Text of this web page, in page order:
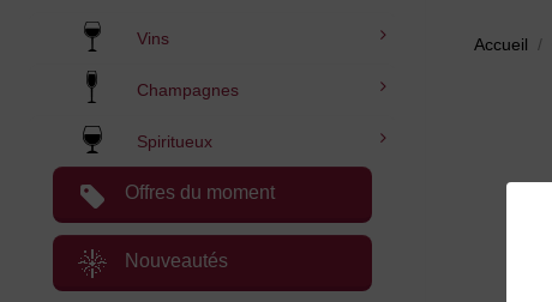
Vins
Champagnes
Spiritueux
Offres du moment
Nouveautés
Accueil